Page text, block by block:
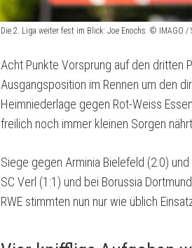
Die 2. Liga weiter fest im Blick: Joe Enochs. © IMAGO /
Acht Punkte Vorsprung auf den dritten
Ausgangsposition im Rennen um den
Heimniederlage gegen Rot-Weiss
freilich noch immer kleinen Sorgen
Siege gegen Arminia Bielefeld (2:0)
SC Verl (1:1) und bei Borussia
RWE stimmten nun nur wie üblich